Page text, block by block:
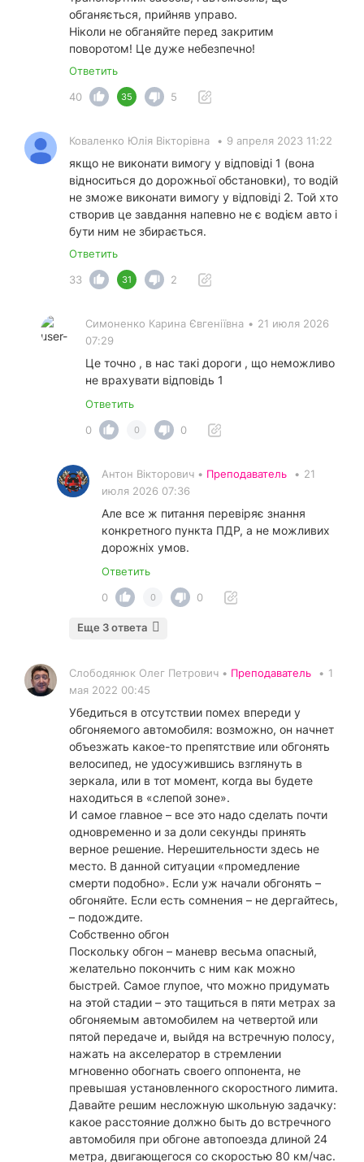
обганяється, прийняв управо.
Ніколи не обганяйте перед закритим
поворотом! Це дуже небезпечно!
Ответить
40
35 5
Коваленко Юлія Вікторівна • 9 апреля 2023 11:22
якщо не виконати вимогу у відповіді 1 (вона
відноситься до дорожньої обстановки), то водій
не зможе виконати вимогу у відповіді 2. Той хто
створив це завдання напевно не є водієм авто і
бути ним не збирається.
Ответить
33
31 2
Симоненко Карина Євгеніївна • 21 июля 2026
07:29
Це точно , в нас такі дороги , що неможливо
не врахувати відповідь 1
Ответить
0
0 0
Антон Вікторович • Преподаватель • 21
июля 2026 07:36
Але все ж питання перевіряє знання
конкретного пункта ПДР, а не можливих
дорожніх умов.
Ответить
0
0 0
Еще 3 ответа
Слободянюк Олег Петрович • Преподаватель • 1
мая 2022 00:45
Убедиться в отсутствии помех впереди у
обгоняемого автомобиля: возможно, он начнет
объезжать какое-то препятствие или обгонять
велосипед, не удосужившись взглянуть в
зеркала, или в тот момент, когда вы будете
находиться в «слепой зоне».
И самое главное – все это надо сделать почти
одновременно и за доли секунды принять
верное решение. Нерешительности здесь не
место. В данной ситуации «промедление
смерти подобно». Если уж начали обгонять –
обгоняйте. Если есть сомнения – не дергайтесь,
– подождите.
Собственно обгон
Поскольку обгон – маневр весьма опасный,
желательно покончить с ним как можно
быстрей. Самое глупое, что можно придумать
на этой стадии – это тащиться в пяти метрах за
обгоняемым автомобилем на четвертой или
пятой передаче и, выйдя на встречную полосу,
нажать на акселератор в стремлении
мгновенно обогнать своего оппонента, не
превышая установленного скоростного лимита.
Давайте решим несложную школьную задачку:
какое расстояние должно быть до встречного
автомобиля при обгоне автопоезда длиной 24
метра, двигающегося со скоростью 80 км/час.